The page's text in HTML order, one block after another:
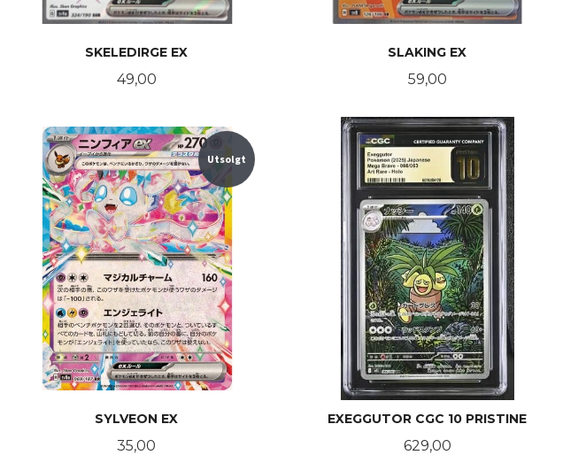
SKELEDIRGE EX
Pris
49,00
KJØP
SLAKING EX
Pris
59,00
KJØP
SYLVEON EX
Utsolgt
Pris
35,00
EXEGGUTOR CGC 10 PRISTINE
Pris
629,00